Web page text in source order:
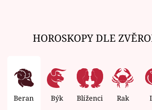
HOROSKOPY DLE
Beran Býk Blíženci Rak